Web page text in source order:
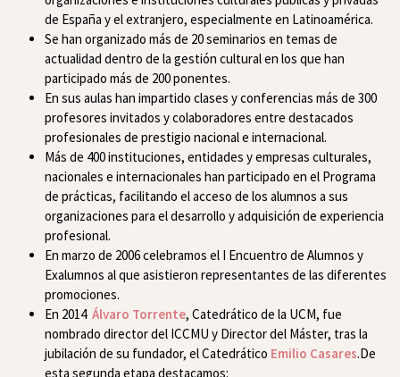
de España y el extranjero, especialmente en Latinoamérica.
Se han organizado más de 20 seminarios en temas de
actualidad dentro de la gestión cultural en los que han
participado más de 200 ponentes.
En sus aulas han impartido clases y conferencias más de 300
profesores invitados y colaboradores entre destacados
profesionales de prestigio nacional e internacional.
Más de 400 instituciones, entidades y empresas culturales,
nacionales e internacionales han participado en el Programa
de prácticas, facilitando el acceso de los alumnos a sus
organizaciones para el desarrollo y adquisición de experiencia
profesional.
En marzo de 2006 celebramos el I Encuentro de Alumnos y
Exalumnos al que asistieron representantes de las diferentes
promociones.
En 2014 Álvaro Torrente, Catedrático de la UCM, fue
nombrado director del ICCMU y Director del Máster, tras la
jubilación de su fundador, el Catedrático Emilio Casares.De
esta segunda etapa destacamos: